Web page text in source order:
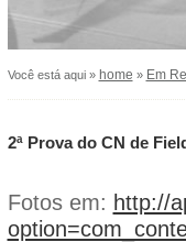
Você está aqui » home » Em
2ª Prova do CN de
Fotos em: http://